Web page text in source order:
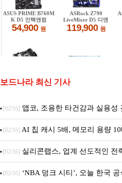
보드나라 최신 기사
[02/16] 앱코, 조용한 타건감과 실용성
우스 세트 'KM580' 출시
[02/16] AI 칩 캐시 5배, 메모리 용량
표
[02/16] 실리콘랩스, 업계 선도적인 전
춘 초저전력 블루투스 LE SoC
[02/16] ‘NBA 덩크 시티’, 오늘 한국 공